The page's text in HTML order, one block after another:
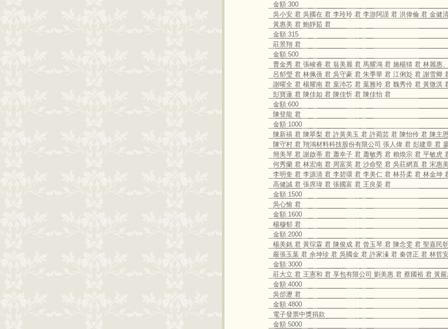
金額:300
吳小安 君 吳國在 君 李玲玲 君 李游阿謹 君 洪偉倫 君 金健
黃惠美 君 鮑靜茹 君
金額:315
莊景翔 君
金額:500
曹金秀 君 張峻睿 君 翁美麗 君 馬耀鴻 君 施楊猜 君 林麗惠
呂郁瑩 君 林佩蒨 君 吳守豪 君 朱季華 君 江俐彣 君 謝雪卿
謝曜全 君 楊耀南 君 葉沛芯 君 葉雅玲 君 魏秀伶 君 黃微淇
彭寶蓮 君 陳佳如 君 陳佳忻 君 陳佳怡 君
金額:600
陳登龍 君
金額:1000
陳新禧 君 陳翠梨 君 許黃美玉 君 許菀芸 君 陳怡伶 君 陳主
陳守村 君 翔鴻材料科技股份有限公司 張人偉 君 彭建章 君
簡美琴 君 謝啟蒂 君 蕭幸子 君 蕭敏秀 君 賴煥宗 君 平敏虎
何秀蘭 君 林宏南 君 周富英 君 沙命堅 君 吳莊網直 君 宋惠
李明奎 君 李源清 君 李碧環 君 李美仁 君 林芬柔 君 林金坤
高健誠 君 張席瑋 君 張國富 君 王良晏 君
金額:1500
吳心愉 君
金額:1600
楊穆郁 君
金額:2000
楊美銘 君 黃琮霖 君 陳俊成 君 曾玉琴 君 陳念雯 君 聖嘉民
嚴張玉葉 君 余坤珍 君 吳國金 君 許家溱 君 秦啓正 君 林哲
金額:3000
莊大立 君 王憲和 君 享包有限公司 劉美惠 君 蔡國裕 君 黃
金額:4000
吳郃瀝 君
金額:4800
電子發票中獎捐款
金額:5000